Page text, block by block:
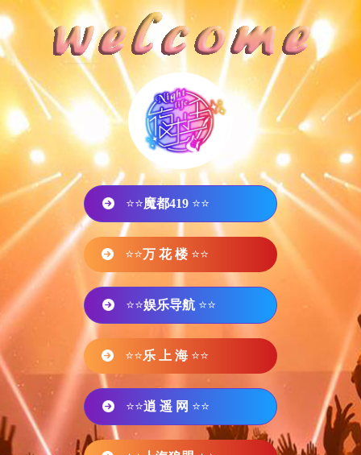
⭐⭐魔都419 ⭐⭐
⭐⭐万 花 楼 ⭐⭐
⭐⭐娱乐导航 ⭐⭐
⭐⭐乐 上 海 ⭐⭐
⭐⭐逍 遥 网 ⭐⭐